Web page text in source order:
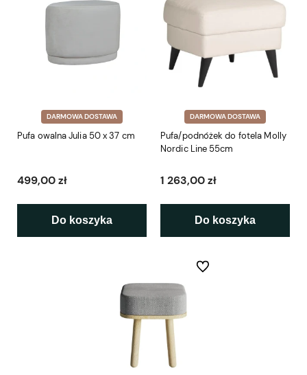
DARMOWA DOSTAWA
Pufa owalna Julia 50 x 37 cm
499,00 zł
Do koszyka
DARMOWA DOSTAWA
Pufa/podnóżek do fotela Molly
Nordic Line 55cm
1 263,00 zł
Do koszyka
Do ulubionych